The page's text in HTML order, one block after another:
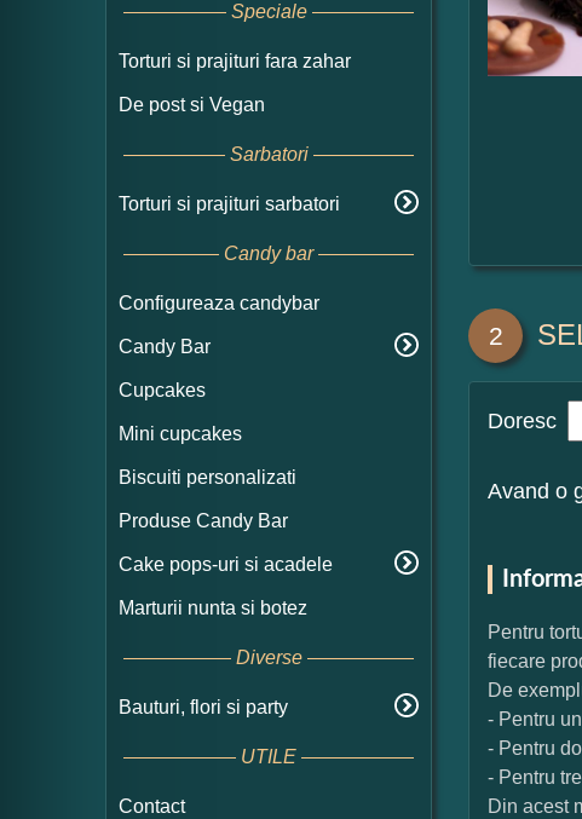
Speciale
Torturi si prajituri fara zahar
De post si Vegan
Sarbatori
Torturi si prajituri sarbatori
Candy bar
Configureaza candybar
Candy Bar
Cupcakes
Mini cupcakes
Biscuiti personalizati
Produse Candy Bar
Cake pops-uri si acadele
Marturii nunta si botez
Diverse
Bauturi, flori si party
UTILE
Contact
2
Doresc
Avand o
Pentru
fiecare
De
- Pentru
- Pentru
- Pentru
Din acest